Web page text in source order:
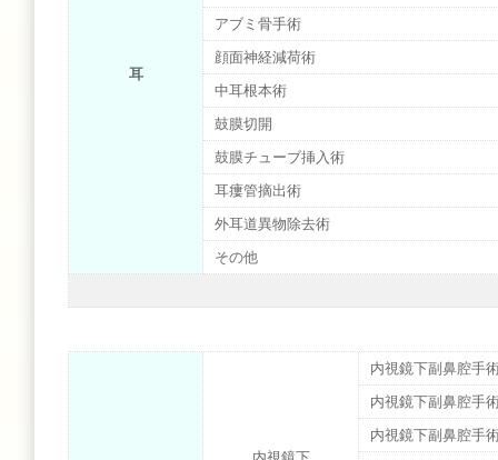
耳
アブミ骨手術
顔面神経減荷術
中耳根本術
鼓膜切開
鼓膜チューブ挿入術
耳瘻管摘出術
外耳道異物除去術
その他
内視鏡下副鼻腔
内視鏡下副鼻腔
内視鏡下副鼻腔